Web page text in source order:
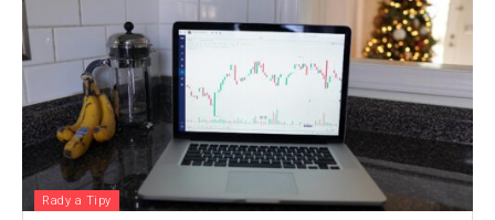
Rady a Tipy